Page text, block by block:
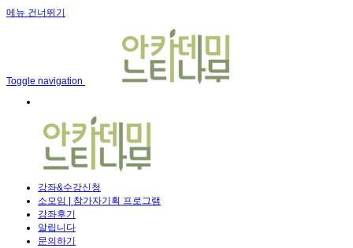
메뉴 건너뛰기
Toggle navigation
강좌&수강신청
소모임 | 참가자기획 프로그램
강좌후기
알립니다
문의하기